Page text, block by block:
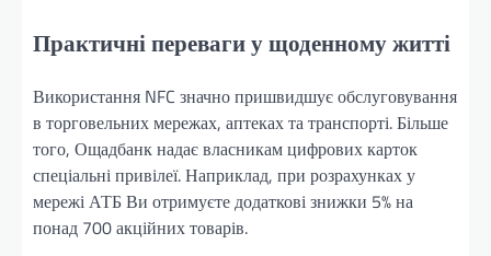
Практичні переваги у щоденному житті
Використання NFC значно пришвидшує обслуговування
в торговельних мережах, аптеках та транспорті. Більше
того, Ощадбанк надає власникам цифрових карток
спеціальні привілеї. Наприклад, при розрахунках у
мережі АТБ Ви отримуєте додаткові знижки 5% на
понад 700 акційних товарів.